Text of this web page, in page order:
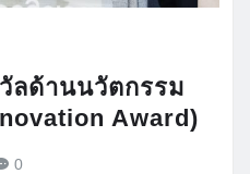
ลด้านนวัตกรรม
Award)
0